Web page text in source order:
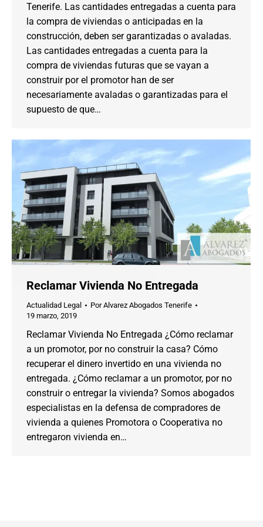
Tenerife. Las cantidades entregadas a cuenta para
la compra de viviendas o anticipadas en la
construcción, deben ser garantizadas o avaladas.
Las cantidades entregadas a cuenta para la
compra de viviendas futuras que se vayan a
construir por el promotor han de ser
necesariamente avaladas o garantizadas para el
supuesto de que…
Reclamar Vivienda No Entregada
Actualidad Legal PorAlvarez Abogados Tenerife
19 marzo, 2019
Reclamar Vivienda No Entregada ¿Cómo reclamar
a un promotor, por no construir la casa? Cómo
recuperar el dinero invertido en una vivienda no
entregada. ¿Cómo reclamar a un promotor, por no
construir o entregar la vivienda? Somos abogados
especialistas en la defensa de compradores de
vivienda a quienes Promotora o Cooperativa no
entregaron vivienda en…